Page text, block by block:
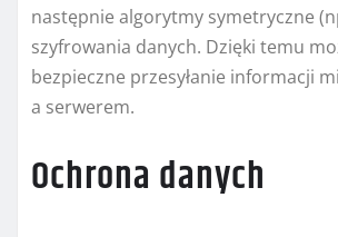
następnie algorytmy symetryczne
szyfrowania danych. Dzięki temu
bezpieczne przesyłanie informacji
a serwerem.
Ochrona danych